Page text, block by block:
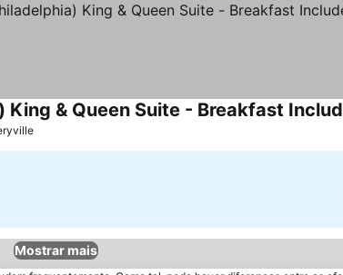
& Queen Suite - Breakfast
Mostrar mais